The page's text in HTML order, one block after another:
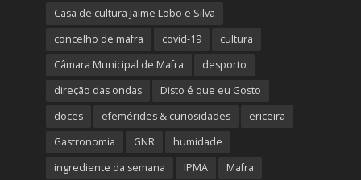
Casa de cultura Jaime Lobo e Silva
concelho de mafra
covid-19
cultura
Câmara Municipal de Mafra
desporto
direção das ondas
Disto é que eu Gosto
doces
efemérides & curiosidades
ericeira
Gastronomia
GNR
humidade
ingrediente da semana
IPMA Mafra